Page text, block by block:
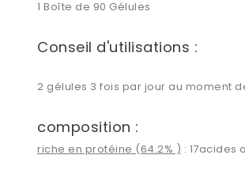
1 Boîte de 90 Gélules
Conseil d'utilisations :
2 gélules 3 fois par jour au moment
composition :
riche en protéine (64.2% ) : 17acides